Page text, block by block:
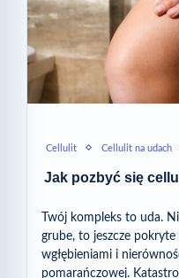
Cellulit Cellulit na udach
Jak pozbyć się
Twój kompleks to uda.
grube, to jeszcze
wgłębieniami i
pomarańczowej.